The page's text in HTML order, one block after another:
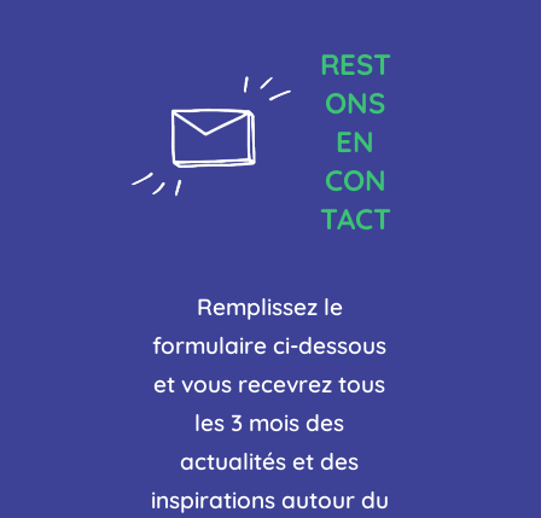
REST
ONS
EN
CON
TACT
Remplissez le
formulaire ci-dessous
et vous recevrez tous
les 3 mois des
actualités et des
inspirations autour du